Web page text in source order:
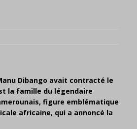
Dibango avait contracté le
la famille du légendaire
figure emblématique
africaine, qui a annoncé la